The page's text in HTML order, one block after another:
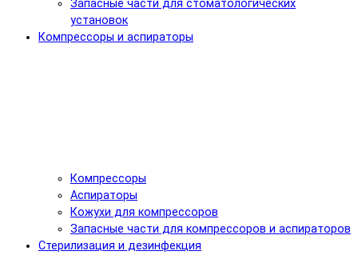
Запасные части для стоматологических
установок
Компрессоры и аспираторы
Компрессоры
Аспираторы
Кожухи для компрессоров
Запасные части для компрессоров и аспираторов
Стерилизация и дезинфекция